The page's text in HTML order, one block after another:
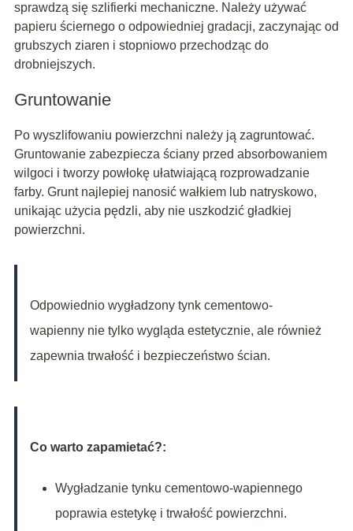
sprawdzą się szlifierki mechaniczne. Należy używać
papieru ściernego o odpowiedniej gradacji, zaczynając od
grubszych ziaren i stopniowo przechodząc do
drobniejszych.
Gruntowanie
Po wyszlifowaniu powierzchni należy ją zagruntować.
Gruntowanie zabezpiecza ściany przed absorbowaniem
wilgoci i tworzy powłokę ułatwiającą rozprowadzanie
farby. Grunt najlepiej nanosić wałkiem lub natryskowo,
unikając użycia pędzli, aby nie uszkodzić gładkiej
powierzchni.
Odpowiednio wygładzony tynk cementowo-
wapienny nie tylko wygląda estetycznie, ale również
zapewnia trwałość i bezpieczeństwo ścian.
Co warto zapamietać?:
Wygładzanie tynku cementowo-wapiennego
poprawia estetykę i trwałość powierzchni.